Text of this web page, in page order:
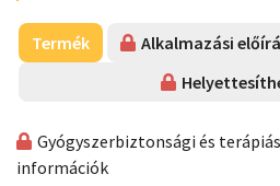
Termék Alkalmazási
Gyógyszerbiztonsági és
információk